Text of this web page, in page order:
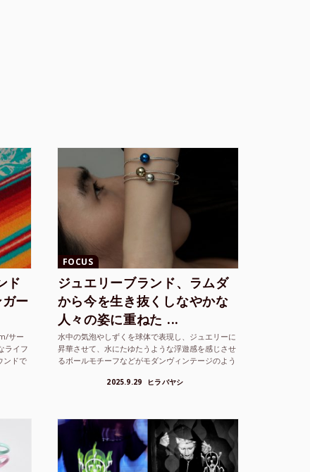
ド
ー
サー
ライフ
ンドで
FOCUS
ジュエリーブランド、ラムダ
から今を生き抜くしなやかな
人々の姿に重ねた ...
水中の気泡やしずくを球体で表現し、ジュエリーに
昇華させて、水にたゆたうような浮遊感を感じさせ
るボールモチーフなどがモダンヴィンテージのよう
2025.9.29 ヒラバヤシ